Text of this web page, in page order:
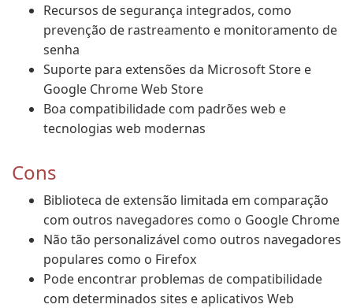
Recursos de segurança integrados, como
prevenção de rastreamento e monitoramento de
senha
Suporte para extensões da Microsoft Store e
Google Chrome Web Store
Boa compatibilidade com padrões web e
tecnologias web modernas
Cons
Biblioteca de extensão limitada em comparação
com outros navegadores como o Google Chrome
Não tão personalizável como outros navegadores
populares como o Firefox
Pode encontrar problemas de compatibilidade
com determinados sites e aplicativos Web